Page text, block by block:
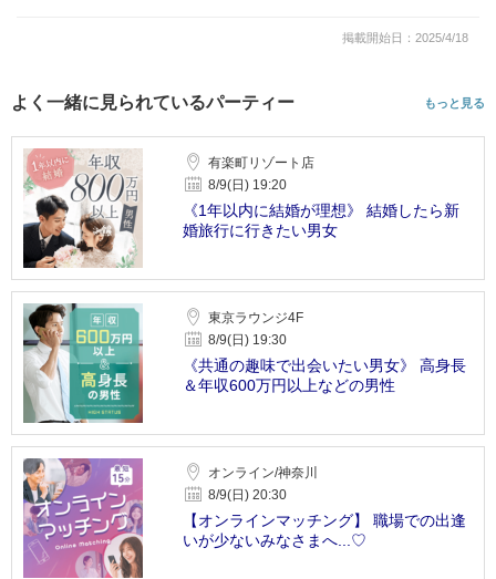
掲載開始日：2025/4/18
よく一緒に見られているパーティー もっと見る
有楽町リゾート店
8/9(日) 19:20
《1年以内に結婚が理想》 結婚したら新
婚旅行に行きたい男女
東京ラウンジ4F
8/9(日) 19:30
《共通の趣味で出会いたい男女》 高身長
＆年収600万円以上などの男性
オンライン/神奈川
8/9(日) 20:30
【オンラインマッチング】 職場での出逢
いが少ないみなさまへ...♡